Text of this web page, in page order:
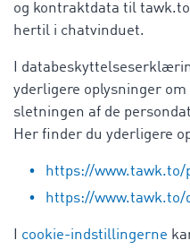
og kontraktdata til
hertil i chatvinduet.
I
yderligere oplysninger
sletningen af de
Her finder du yderligere
https://www.tawk.to/
https://
cookie-indstillingerne